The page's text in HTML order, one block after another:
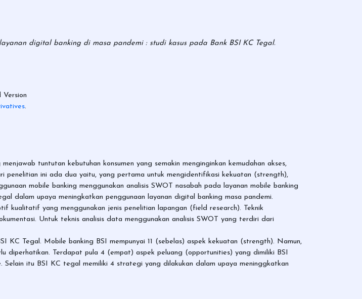
digital banking di masa pandemi : studi kasus pada Bank BSI KC Tegal.
.
tuntutan kebutuhan konsumen yang semakin menginginkan kemudahan akses,
penelitian ini ada dua yaitu, yang pertama untuk mengidentifikasi kekuatan (strength),
mobile banking menggunakan analisis SWOT nasabah pada layanan mobile banking
dalam upaya meningkatkan penggunaan layanan digital banking masa pandemi.
kualitatif yang menggunakan jenis penelitian lapangan (field research). Teknik
Untuk teknis analisis data menggunakan analisis SWOT yang terdiri dari
KC Tegal. Mobile banking BSI mempunyai 11 (sebelas) aspek kekuatan (strength). Namun,
diperhatikan. Terdapat pula 4 (empat) aspek peluang (opportunities) yang dimiliki BSI
itu BSI KC tegal memiliki 4 strategi yang dilakukan dalam upaya meninggkatkan